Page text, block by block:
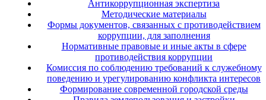
Антикоррупционная экспертиза
Методические материалы
Формы документов, связанных с противодействием
коррупции, для заполнения
Нормативные правовые и иные акты в сфере
противодействия коррупции
Комиссия по соблюдению требований к служебному
поведению и урегулированию конфликта интересов
Формирование современной городской среды